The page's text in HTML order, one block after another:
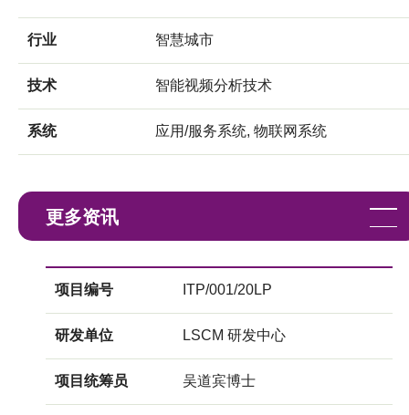
行业 智慧城市
技术 智能视频分析技术
系统 应用/服务系统, 物联网系统
更多资讯
项目编号 ITP/001/20LP
研发单位 LSCM 研发中心
项目统筹员 吴道宾博士